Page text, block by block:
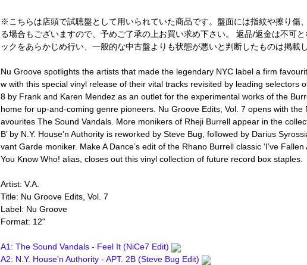
※こちらは店頭で試聴盤として用いられていた商品です。盤面には指紋や擦り傷
る場合もございますので、予めご了承の上お買い求め下さい。 返品/返金は不可
ックをあらかじめ行い、一般的な中古盤よりも状態が悪いと判断したものは掲載
Nu Groove spotlights the artists that made the legendary NYC label a firm
w with this special vinyl release of their vital tracks revisited by leading selectors
8 by Frank and Karen Mendez as an outlet for the experimental works of the
home for up-and-coming genre pioneers. Nu Groove Edits, Vol. 7 opens with the
avourites The Sound Vandals. More monikers of Rheji Burrell appear in the
B’ by N.Y. House’n Authority is reworked by Steve Bug, followed by Darius
vant Garde moniker. Make A Dance’s edit of the Rhano Burrell classic ‘I’ve Fallen
You Know Who! alias, closes out this vinyl collection of future record box staples.
Artist: V.A.
Title: Nu Groove Edits, Vol. 7
Label: Nu Groove
Format: 12"
A1: The Sound Vandals - Feel It (NiCe7 Edit)
A2: N.Y. House'n Authority - APT. 2B (Steve Bug Edit)